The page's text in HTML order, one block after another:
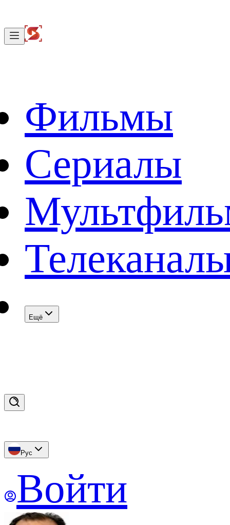
Фильмы
Сериалы
Eщё
Рус
Войти